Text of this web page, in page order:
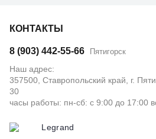
КОНТАКТЫ
8 (903) 442-55-66 Пятигорск
Наш адрес:
357500, Ставропольский край, г.
30
часы работы: пн-сб: с 9:00 до 17:00